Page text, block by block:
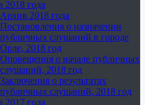
2018 года
Архив 2018 года
Постановления о назначении
публичных слушаний в городе
Орле, 2018 год
Оповещения о начале публичных
слушаний, 2018 год
Заключения о результатах
публичных слушаний, 2018 год
2017 года